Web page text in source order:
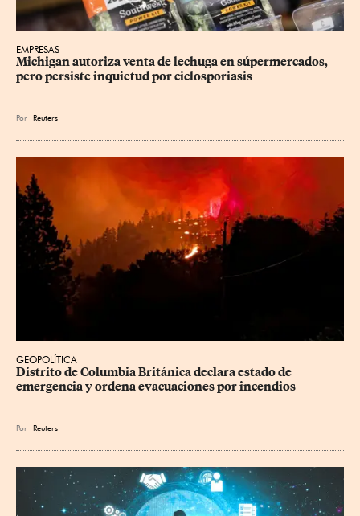
EMPRESAS
Michigan autoriza venta de lechuga en súpermercados,
pero persiste inquietud por ciclosporiasis
Por Reuters
GEOPOLÍTICA
Distrito de Columbia Británica declara estado de
emergencia y ordena evacuaciones por incendios
Por Reuters